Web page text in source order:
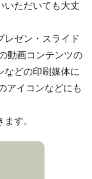
いただいても大丈
レゼン・スライド
動画コンテンツの
などの印刷媒体に
アイコンなどにも
す。